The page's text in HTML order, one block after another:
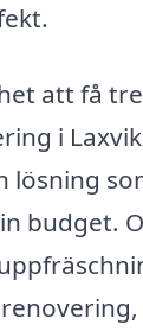
att få
i
lösning
budget.